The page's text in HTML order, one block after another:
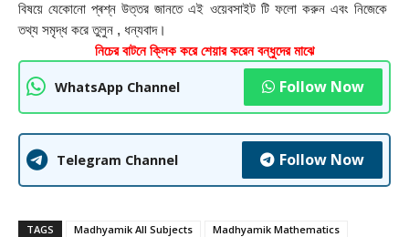
বিষয়ে যেকোনো প্ৰশ্ন উত্তর জানতে এই ওয়েবসাইট টি ফলাে করুন এবং নিজেকে
তথ্য সমৃদ্ধ করে তুলুন , ধন্যবাদ।
নিচের বাটনে ক্লিক করে শেয়ার করেন বন্ধুদের মাঝে
WhatsApp Channel Follow Now
Telegram Channel Follow Now
TAGS Madhyamik All Subjects Madhyamik Mathematics